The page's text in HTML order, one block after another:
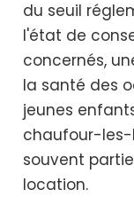
du seuil
l'état de
concernés,
la santé des
jeunes
chaufour-
souvent
location.